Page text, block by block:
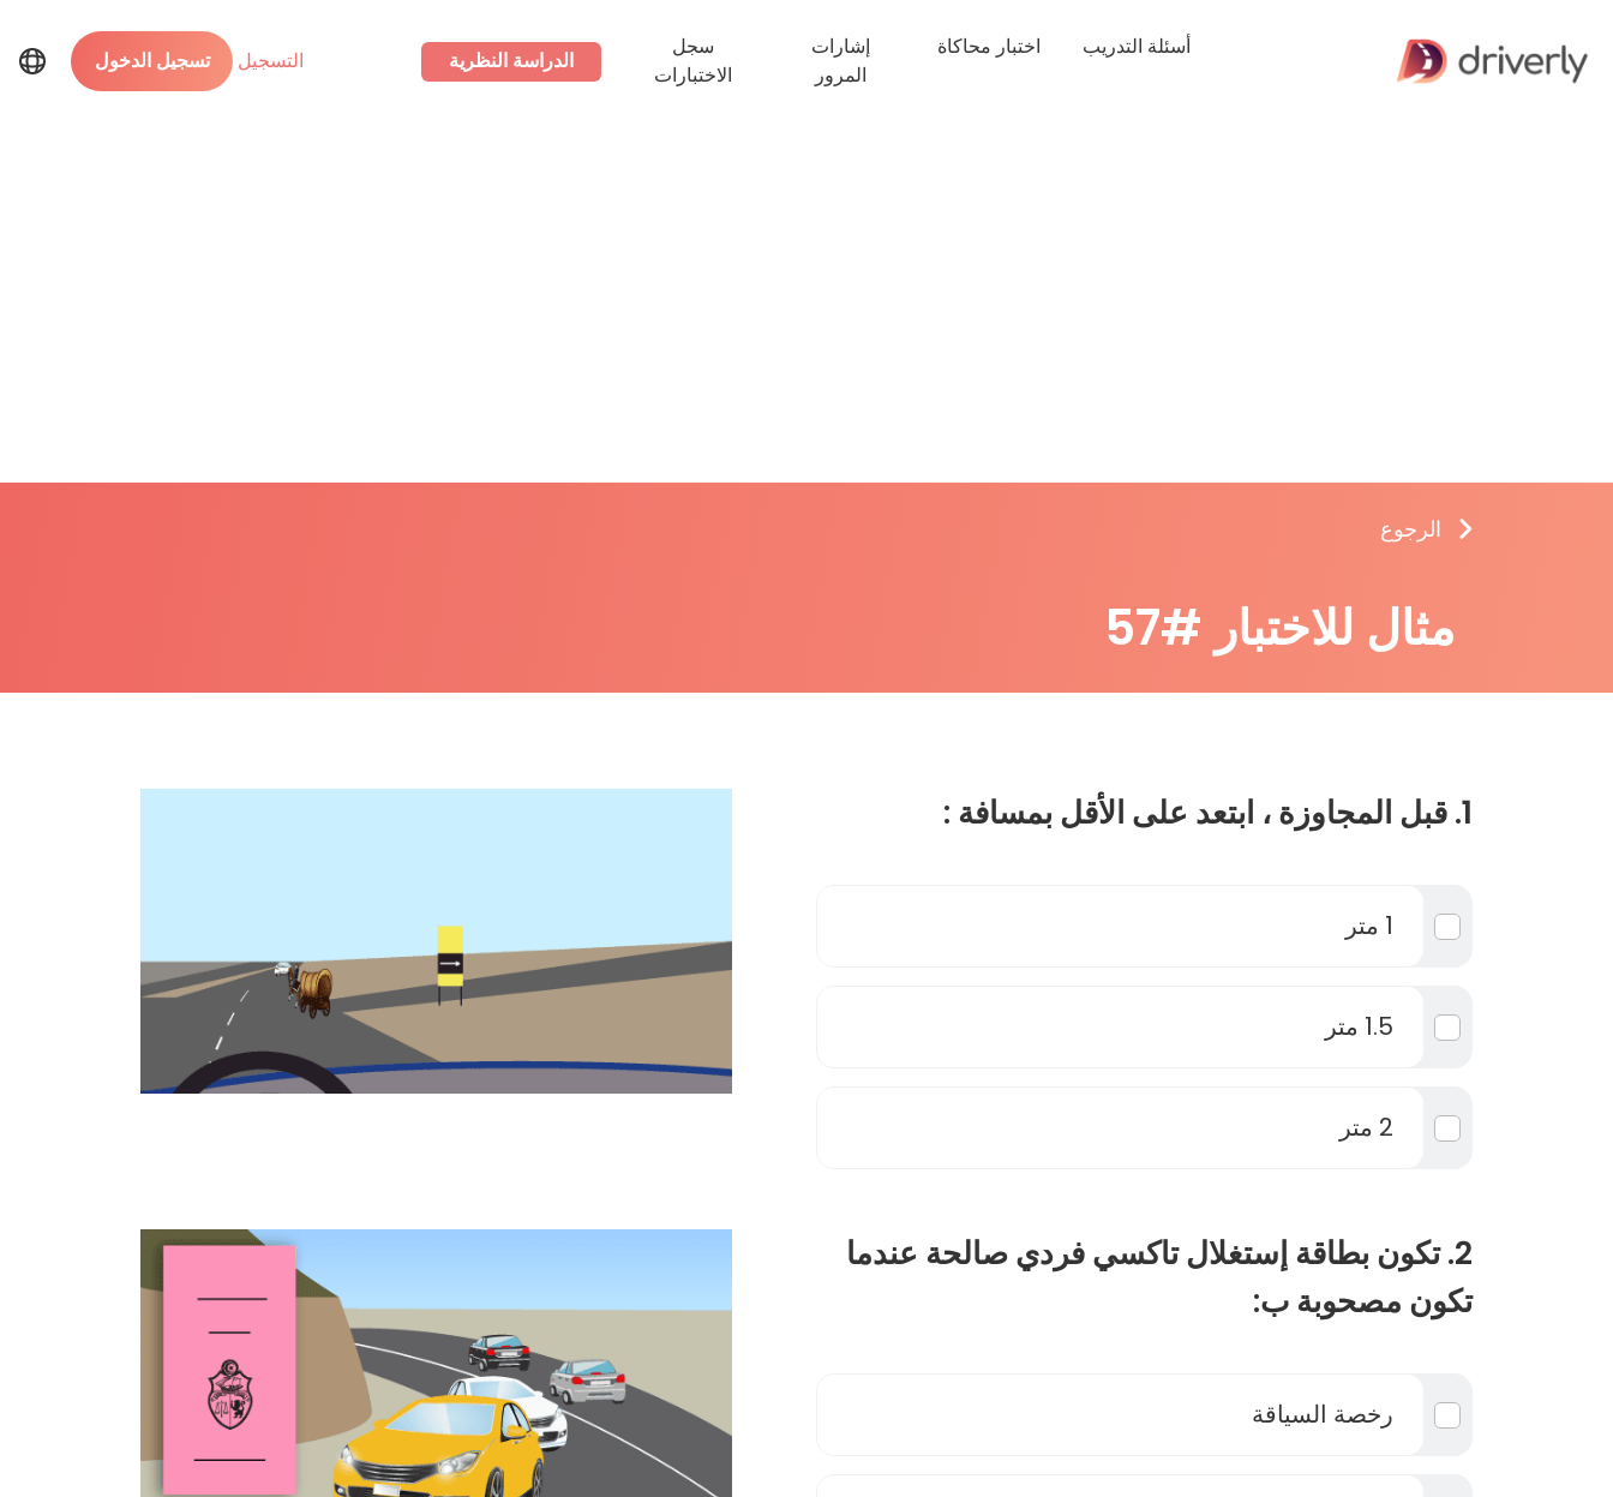
أسئلة التدريب اختبار محاكاة
إشارات
المرور
سجل
الاختبارات
الدراسة النظرية التسجيل تسجيل الدخول
الرجوع
مثال للاختبار #57
1. قبل المجاوزة ، ابتعد على الأقل بمسافة :
1 متر
1.5 متر
2 متر
2. تكون بطاقة إستغلال تاكسي فردي صالحة عندما
تكون مصحوبة ب:
رخصة السياقة